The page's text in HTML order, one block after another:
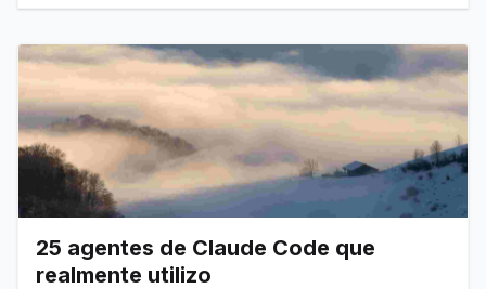
25 agentes de Claude Code que
realmente utilizo